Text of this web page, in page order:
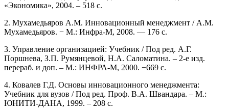
«Экономика», 2004. – 518 с.
2. Мухамедьяров А.М. Инновационный менеджмент / А.М.
Мухамедьяров. − М.: Инфра-М, 2008. — 176 с.
3. Управление организацией: Учебник / Под ред. А.Г.
Поршнева, З.П. Румянцевой, Н.А. Саломатина. – 2-е изд.
перераб. и доп. – М.: ИНФРА-М, 2000. −669 с.
4. Ковалев Г.Д. Основы инновационного менеджмента:
Учебник для вузов / Под ред. Проф. В.А. Швандара. – М.:
ЮНИТИ-ДАНА, 1999. – 208 с.